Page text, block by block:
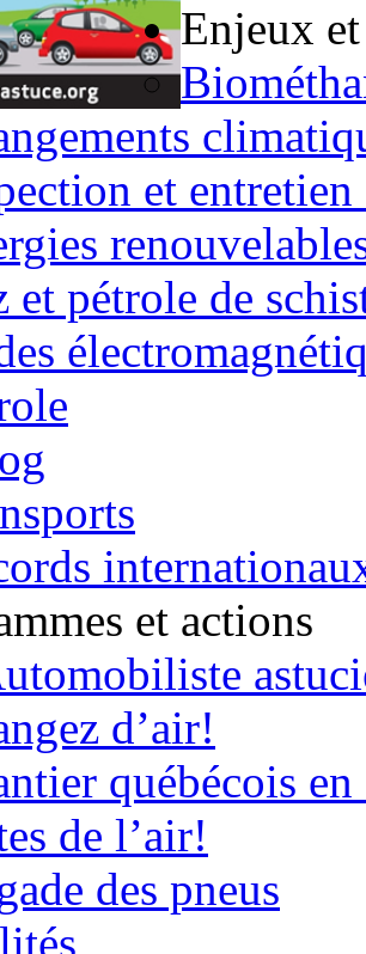
Enjeux
et entretien
et pétrole de
et actions
d’air!
québécois
de l’air!
des pneus